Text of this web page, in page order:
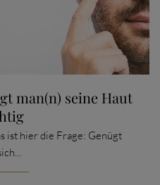
man(n) seine Haut
ist hier die Frage: Genügt